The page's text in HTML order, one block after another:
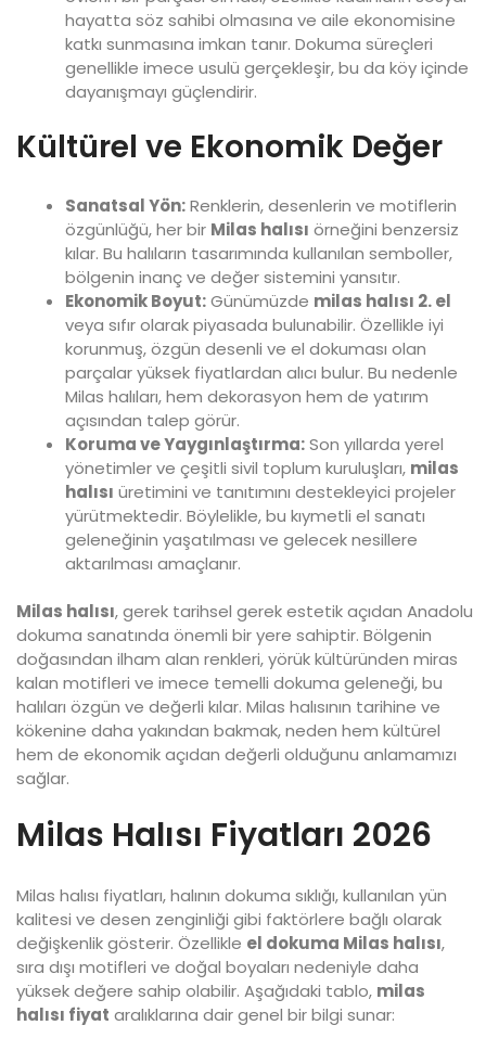
hayatta söz sahibi olmasına ve aile ekonomisine
katkı sunmasına imkan tanır. Dokuma süreçleri
genellikle imece usulü gerçekleşir, bu da köy içinde
dayanışmayı güçlendirir.
Kültürel ve Ekonomik Değer
Sanatsal Yön:Renklerin, desenlerin ve motiflerin
özgünlüğü, her bir Milas halısı örneğini benzersiz
kılar. Bu halıların tasarımında kullanılan semboller,
bölgenin inanç ve değer sistemini yansıtır.
Ekonomik Boyut:Günümüzde milas halısı 2. el
veya sıfır olarak piyasada bulunabilir. Özellikle iyi
korunmuş, özgün desenli ve el dokuması olan
parçalar yüksek fiyatlardan alıcı bulur. Bu nedenle
Milas halıları, hem dekorasyon hem de yatırım
açısından talep görür.
Koruma ve Yaygınlaştırma:Son yıllarda yerel
yönetimler ve çeşitli sivil toplum kuruluşları, milas
halısı üretimini ve tanıtımını destekleyici projeler
yürütmektedir. Böylelikle, bu kıymetli el sanatı
geleneğinin yaşatılması ve gelecek nesillere
aktarılması amaçlanır.
Milas halısı, gerek tarihsel gerek estetik açıdan Anadolu
dokuma sanatında önemli bir yere sahiptir. Bölgenin
doğasından ilham alan renkleri, yörük kültüründen miras
kalan motifleri ve imece temelli dokuma geleneği, bu
halıları özgün ve değerli kılar. Milas halısının tarihine ve
kökenine daha yakından bakmak, neden hem kültürel
hem de ekonomik açıdan değerli olduğunu anlamamızı
sağlar.
Milas Halısı Fiyatları 2026
Milas halısı fiyatları, halının dokuma sıklığı, kullanılan yün
kalitesi ve desen zenginliği gibi faktörlere bağlı olarak
değişkenlik gösterir. Özellikle el dokuma Milas halısı,
sıra dışı motifleri ve doğal boyaları nedeniyle daha
yüksek değere sahip olabilir. Aşağıdaki tablo, milas
halısı fiyat aralıklarına dair genel bir bilgi sunar: